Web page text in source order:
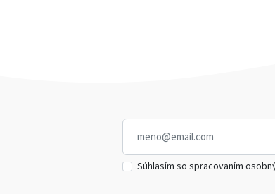
Súhlasím so spracovaním